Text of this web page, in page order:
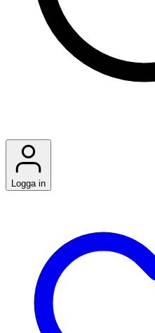
Logga in